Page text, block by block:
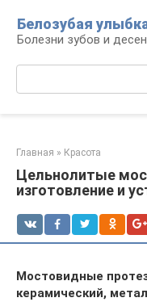
контенту
Белозубая
Болезни зубов и десен
Главная » Красота
Цельнолитые
изготовление и
Мостовидные
керамический,